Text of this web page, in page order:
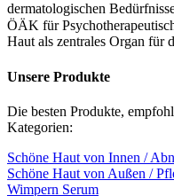
dermatologischen
ÖÄK für
Haut als zentrales Organ für
Unsere Produkte
Die besten Produkte,
Kategorien:
Schöne Haut von Innen /
Schöne Haut von Außen /
Wimpern Serum